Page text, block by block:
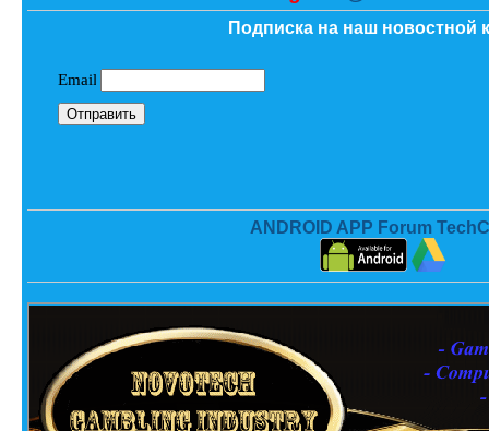
Подписка на наш новостной
ANDROID APP Forum